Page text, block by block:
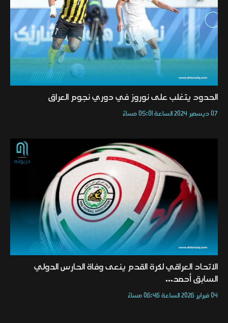
الحدود يتغلب على نوروز في دوري نجوم العراق
07 ديسمبر 2024 الساعة 05:01 مساءً
الاتحاد العراقي لكرة القدم ينعى وفاة الحارس الدولي
السابق أحمد...
04 فبراير 2026 الساعة 06:46 مساءً